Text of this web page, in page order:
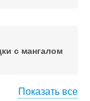
с мангалом
Показать все